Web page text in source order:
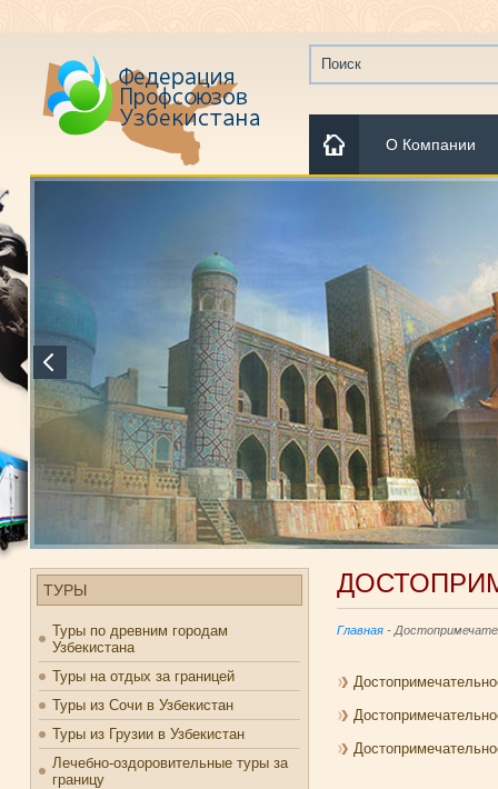
О Компании
ТУРЫ
Туры по древним городам
Узбекистана
Туры на отдых за границей
Туры из Сочи в Узбекистан
Туры из Грузии в Узбекистан
Лечебно-оздоровительные туры за
границу
Главная -